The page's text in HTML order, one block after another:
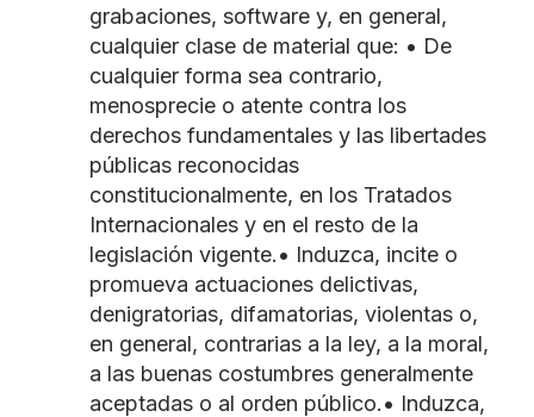
grabaciones, software y, en general,
cualquier clase de material que: • De
cualquier forma sea contrario,
menosprecie o atente contra los
derechos fundamentales y las libertades
públicas reconocidas
constitucionalmente, en los Tratados
Internacionales y en el resto de la
legislación vigente.• Induzca, incite o
promueva actuaciones delictivas,
denigratorias, difamatorias, violentas o,
en general, contrarias a la ley, a la moral,
a las buenas costumbres generalmente
aceptadas o al orden público.• Induzca,